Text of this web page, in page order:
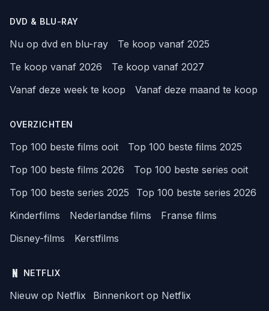
DVD & BLU-RAY
Nu op dvd en blu-ray
Te koop vanaf 2025
Te koop vanaf 2026
Te koop vanaf 2027
Vanaf deze week te koop
Vanaf deze maand te koop
OVERZICHTEN
Top 100 beste films ooit
Top 100 beste films 2025
Top 100 beste films 2026
Top 100 beste series ooit
Top 100 beste series 2025
Top 100 beste series 2026
Kinderfilms
Nederlandse films
Franse films
Disney-films
Kerstfilms
NETFLIX
Nieuw op Netflix
Binnenkort op Netflix